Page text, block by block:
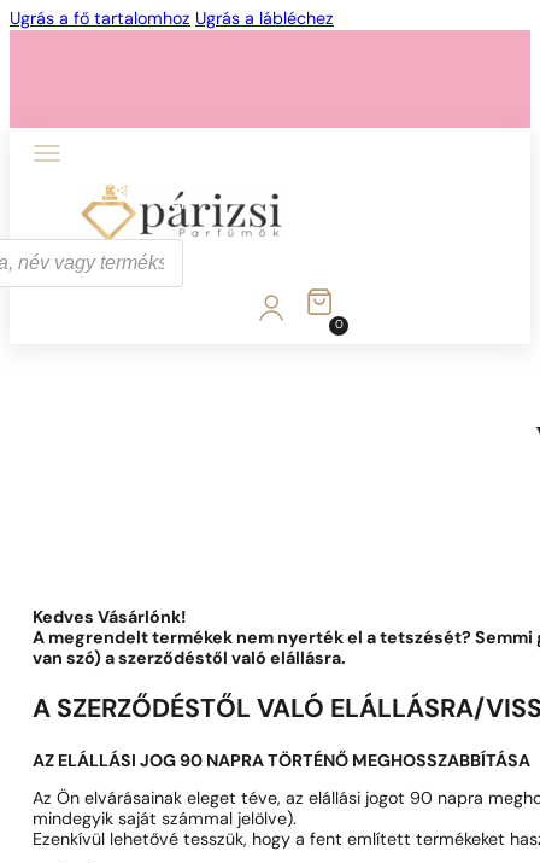
Ugrás a fő tartalomhoz Ugrás a lábléchez
1 - 3 db
0
Kedves Vásárlónk!
A megrendelt termékek nem nyerték el a tetszését? Semmi
van szó) a szerződéstől való elállásra.
A SZERZŐDÉSTŐL VALÓ ELÁLLÁSRA/
AZ ELÁLLÁSI JOG 90 NAPRA TÖRTÉNŐ MEGHOSSZABBÍTÁSA
Az Ön elvárásainak eleget téve, az elállási jogot 90 napra
mindegyik saját számmal jelölve).
Ezenkívül lehetővé tesszük, hogy a fent említett termékeket